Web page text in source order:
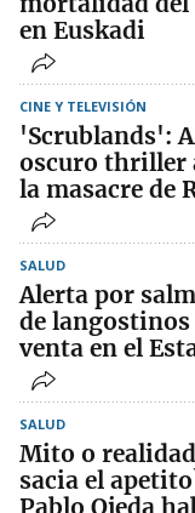
en Euskadi
CINE Y TELEVISIÓN
'Scrublands':
oscuro thriller
la masacre de
SALUD
Alerta por
de langostinos
venta en el
SALUD
Mito o
sacia el